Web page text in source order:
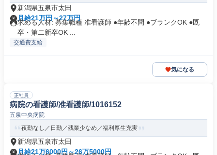
新潟県五泉市太田
月給21万円～27万円
求める人材: 募集職種 准看護師 ●年齢不問 ●ブランクOK ●既
卒・第二新卒OK ...
交通費支給
気になる
正社員
病院の看護師/准看護師/1016152
五泉中央病院
夜勤なし／日勤／残業少なめ／福利厚生充実
新潟県五泉市太田
月給21万6000円～26万5000円